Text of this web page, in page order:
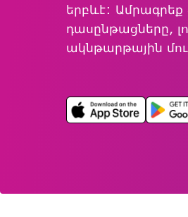
երբևէ: Ամրագրեք
դասընթացները,
ակնթարթային